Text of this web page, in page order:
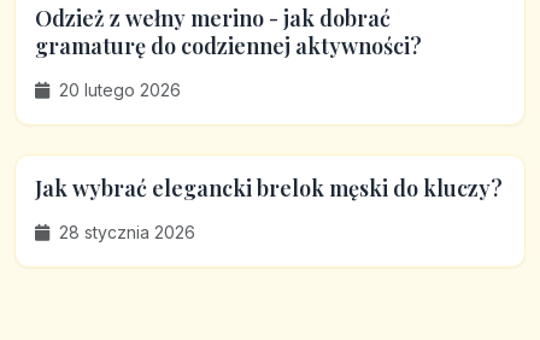
Odzież z wełny merino - jak dobrać
gramaturę do codziennej aktywności?
20 lutego 2026
Jak wybrać elegancki brelok męski do kluczy?
28 stycznia 2026